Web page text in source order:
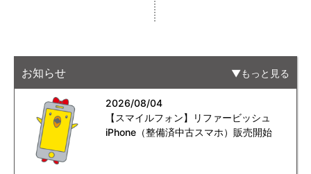
お知らせ もっと見る
2026/08/04
【スマイルフォン】リファービッシュ
iPhone（整備済中古スマホ）販売開始